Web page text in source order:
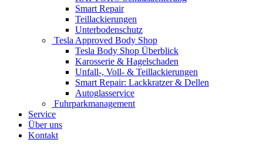
Smart Repair
Teillackierungen
Unterbodenschutz
Tesla Approved Body Shop
Tesla Body Shop Überblick
Karosserie & Hagelschaden
Unfall-, Voll- & Teillackierungen
Smart Repair: Lackkratzer & Dellen
Autoglasservice
Fuhrparkmanagement
Service
Über uns
Kontakt